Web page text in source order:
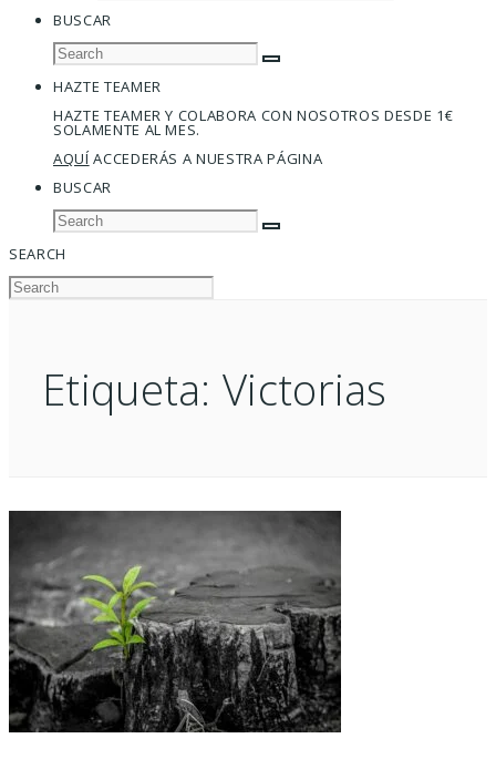
BUSCAR
HAZTE TEAMER
HAZTE TEAMER Y COLABORA CON NOSOTROS DESDE 1€
SOLAMENTE AL MES.
AQUÍACCEDERÁS A NUESTRA PÁGINA
BUSCAR
SEARCH
Etiqueta:Victorias